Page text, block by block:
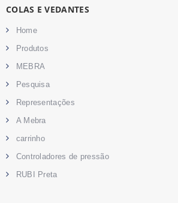
COLAS E VEDANTES
Home
Produtos
MEBRA
Pesquisa
Representações
A Mebra
carrinho
Controladores de pressão
RUBI Preta